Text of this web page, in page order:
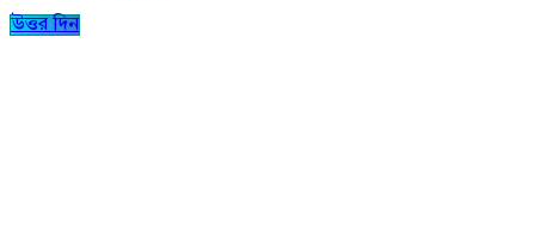
উত্তর দিন